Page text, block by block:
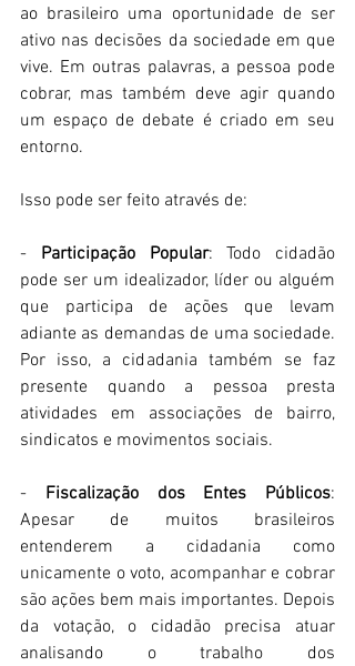
ao brasileiro uma oportunidade de ser
ativo nas decisões da sociedade em que
vive. Em outras palavras, a pessoa pode
cobrar, mas também deve agir quando
um espaço de debate é criado em seu
entorno.
Isso pode ser feito através de:
- Participação Popular: Todo cidadão
pode ser um idealizador, líder ou alguém
que participa de ações que levam
adiante as demandas de uma sociedade.
Por isso, a cidadania também se faz
presente quando a pessoa presta
atividades em associações de bairro,
sindicatos e movimentos sociais.
- Fiscalização dos Entes Públicos:
Apesar de muitos brasileiros
entenderem a cidadania como
unicamente o voto, acompanhar e cobrar
são ações bem mais importantes. Depois
da votação, o cidadão precisa atuar
analisando o trabalho dos